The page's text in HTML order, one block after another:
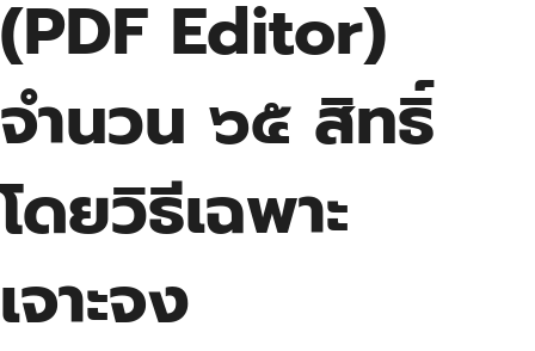
(PDF Editor)
จำนวน ๖๕ สิทธิ์
โดยวิธีเฉพาะ
เจาะจง